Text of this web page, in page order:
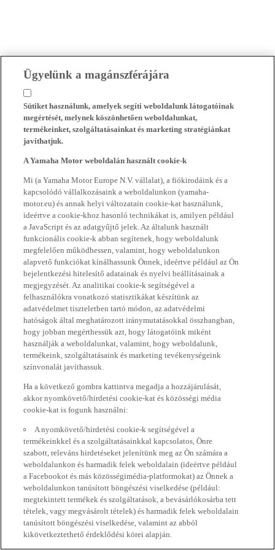
Ügyelünk a magánszférájára
Sütiket használunk, amelyek segíti weboldalunk látogatóinak
megértését, melynek köszönhetően weboldalunkat,
termékeinket, szolgáltatásainkat és marketing stratégiánkat
javíthatjuk.
A Yamaha Motor weboldalán használt cookie-k
Mi (a Yamaha Motor Europe N.V. vállalat), a fiókirodáink és a
kapcsolódó vállalkozásaink a weboldalunkon (yamaha-
motor.eu) és annak helyi változatain cookie-kat használunk,
ideértve a cookie-khoz hasonló technikákat is, amilyen például
a JavaScript és az adatgyűjtő jelek. Az általunk használt
funkcionális cookie-k abban segítenek, hogy weboldalunk
megfelelően működhessen, valamint, hogy weboldalunkon
alapvető funkciókat kínálhassunk Önnek, ideértve például az Ön
bejelentkezési hitelesítő adatainak és nyelvi beállításainak a
megjegyzését. Az analitikai cookie-k segítségével a
felhasználókra vonatkozó statisztikákat készítünk az
adatvédelmet tiszteletben tartó módon, az adatvédelmi
hatóságok által meghatározott iránymutatásokkal összhangban,
hogy jobban megérthessük azt, hogy látogatóink miként
használják a weboldalunkat, valamint, hogy weboldalunk,
termékeink, szolgáltatásaink és marketing tevékenységeink
színvonalát javíthassuk.
Ha a következő gombra kattintva megadja a hozzájárulását,
akkor nyomkövető/hirdetési cookie-kat és közösségi média
cookie-kat is fogunk használni:
A nyomkövető/hirdetési cookie-k segítségével a
termékeinkkel és a szolgáltatásainkkal kapcsolatos, Önre
szabott, releváns hirdetéseket jelenítünk meg az Ön számára a
weboldalunkon és harmadik felek weboldalain (ideértve például
a Facebookot és más közösségimédia-platformokat) az Önnek a
weboldalunkon tanúsított böngészési viselkedése (például:
megtekintett termékek és szolgáltatások, a bevásárlókosárba tett
tételek, vagy megvásárolt tételek) és harmadik felek weboldalain
tanúsított böngészési viselkedése, valamint az abból
kikövetkeztethető érdeklődési körei alapján.